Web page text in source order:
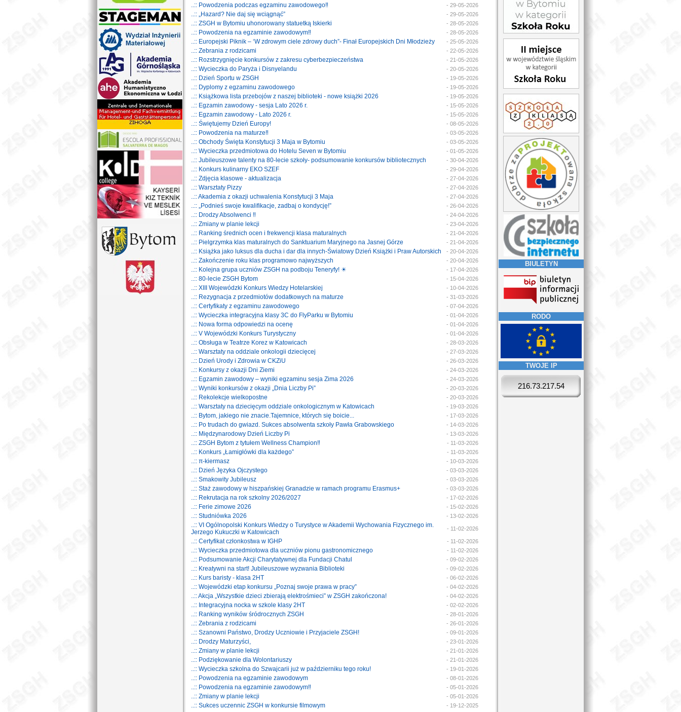
..:: Powodzenia podczas egzaminu zawodowego‼️ - 29-05-2026
..:: „Hazard? Nie daj się wciągnąć” - 29-05-2026
..:: ZSGH w Bytomiu uhonorowany statuetką Iskierki - 28-05-2026
..:: Powodzenia na egzaminie zawodowym‼️ - 28-05-2026
..:: Europejski Piknik – ‘W zdrowym ciele zdrowy duch”- Finał Europejskich Dni Młodzieży - 25-05-2026
..:: Zebrania z rodzicami - 22-05-2026
..:: Rozstrzygnięcie konkursów z zakresu cyberbezpieczeństwa - 21-05-2026
..:: Wycieczka do Paryża i Disnyelandu - 20-05-2026
..:: Dzień Sportu w ZSGH - 19-05-2026
..:: Dyplomy z egzaminu zawodowego - 19-05-2026
..:: Książkowa lista przebojów z naszej biblioteki - nowe książki 2026 - 19-05-2026
..:: Egzamin zawodowy - sesja Lato 2026 r. - 15-05-2026
..:: Egzamin zawodowy - Lato 2026 r. - 15-05-2026
..:: Świętujemy Dzień Europy! - 08-05-2026
..:: Powodzenia na maturze‼️ - 03-05-2026
..:: Obchody Święta Konstytucji 3 Maja w Bytomiu - 03-05-2026
..:: Wycieczka przedmiotowa do Hotelu Seven w Bytomiu - 01-05-2026
..:: Jubileuszowe talenty na 80-lecie szkoły- podsumowanie konkursów bibliotecznych - 30-04-2026
..:: Konkurs kulinarny EKO SZEF - 29-04-2026
..:: Zdjęcia klasowe - aktualizacja - 27-04-2026
..:: Warsztaty Pizzy - 27-04-2026
..:: Akademia z okazji uchwalenia Konstytucji 3 Maja - 27-04-2026
..:: „Podnieś swoje kwalifikacje, zadbaj o kondycję!” - 26-04-2026
..:: Drodzy Absolwenci ‼️ - 24-04-2026
..:: Zmiany w planie lekcji - 23-04-2026
..:: Ranking średnich ocen i frekwencji klasa maturalnych - 21-04-2026
..:: Pielgrzymka klas maturalnych do Sanktuarium Maryjnego na Jasnej Górze - 21-04-2026
..:: Książka jako luksus dla ducha i dar dla innych-Światowy Dzień Książki i Praw Autorskich - 20-04-2026
..:: Zakończenie roku klas programowo najwyższych - 20-04-2026
..:: Kolejna grupa uczniów ZSGH na podboju Teneryfy! ☀ - 17-04-2026
..:: 80-lecie ZSGH Bytom - 15-04-2026
..:: XIII Wojewódzki Konkurs Wiedzy Hotelarskiej - 10-04-2026
..:: Rezygnacja z przedmiotów dodatkowych na maturze - 31-03-2026
..:: Certyfikaty z egzaminu zawodowego - 07-04-2026
..:: Wycieczka integracyjna klasy 3C do FlyParku w Bytomiu - 01-04-2026
..:: Nowa forma odpowiedzi na ocenę - 01-04-2026
..:: V Wojewódzki Konkurs Turystyczny - 01-04-2026
..:: Obsługa w Teatrze Korez w Katowicach - 28-03-2026
..:: Warsztaty na oddziale onkologii dziecięcej - 27-03-2026
..:: Dzień Urody i Zdrowia w CKZiU - 26-03-2026
..:: Konkursy z okazji Dni Ziemi - 24-03-2026
..:: Egzamin zawodowy – wyniki egzaminu sesja Zima 2026 - 24-03-2026
..:: Wyniki konkursów z okazji „Dnia Liczby Pi” - 20-03-2026
..:: Rekolekcje wielkopostne - 20-03-2026
..:: Warsztaty na dziecięcym oddziale onkologicznym w Katowicach - 19-03-2026
..:: Bytom, jakiego nie znacie.Tajemnice, których się boicie... - 17-03-2026
..:: Po trudach do gwiazd. Sukces absolwenta szkoły Pawła Grabowskiego - 14-03-2026
..:: Międzynarodowy Dzień Liczby Pi - 13-03-2026
..:: ZSGH Bytom z tytułem Wellness Champion‼️ - 11-03-2026
..:: Konkurs „Łamigłówki dla każdego” - 11-03-2026
..:: π-kiermasz - 10-03-2026
..:: Dzień Języka Ojczystego - 03-03-2026
..:: Smakowity Jubileusz - 03-03-2026
..:: Staż zawodowy w hiszpańskiej Granadzie w ramach programu Erasmus+ - 03-03-2026
..:: Rekrutacja na rok szkolny 2026/2027 - 17-02-2026
..:: Ferie zimowe 2026 - 15-02-2026
..:: Studniówka 2026 - 13-02-2026
..:: VI Ogólnopolski Konkurs Wiedzy o Turystyce w Akademii Wychowania Fizycznego im.
Jerzego Kukuczki w Katowicach
- 11-02-2026
..:: Certyfikat członkostwa w IGHP - 11-02-2026
..:: Wycieczka przedmiotowa dla uczniów pionu gastronomicznego - 11-02-2026
..:: Podsumowanie Akcji Charytatywnej dla Fundacji Chatul - 09-02-2026
..:: Kreatywni na start! Jubileuszowe wyzwania Biblioteki - 09-02-2026
..:: Kurs baristy - klasa 2HT - 06-02-2026
..:: Wojewódzki etap konkursu „Poznaj swoje prawa w pracy” - 04-02-2026
..:: Akcja „Wszystkie dzieci zbierają elektrośmieci” w ZSGH zakończona! - 04-02-2026
..:: Integracyjna nocka w szkole klasy 2HT - 02-02-2026
..:: Ranking wyników śródrocznych ZSGH - 28-01-2026
..:: Zebrania z rodzicami - 26-01-2026
..:: Szanowni Państwo, Drodzy Uczniowie i Przyjaciele ZSGH! - 09-01-2026
..:: Drodzy Maturzyści, - 23-01-2026
..:: Zmiany w planie lekcji - 21-01-2026
..:: Podziękowanie dla Wolontariuszy - 21-01-2026
..:: Wycieczka szkolna do Szwajcarii już w październiku tego roku! - 19-01-2026
..:: Powodzenia na egzaminie zawodowym - 08-01-2026
..:: Powodzenia na egzaminie zawodowym‼️ - 05-01-2026
..:: Zmiany w planie lekcji - 05-01-2026
..:: Sukces uczennic ZSGH w konkursie filmowym - 19-12-2025
BIULETYN
RODO
TWOJE IP
216.73.217.54